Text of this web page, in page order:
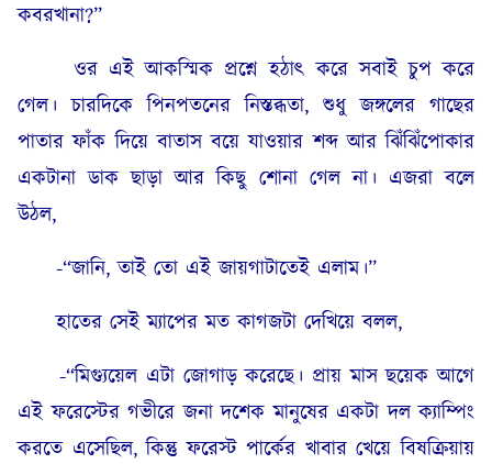
কবরখানা?”
ওর এই আকস্মিক প্রশ্নে হঠাৎ করে সবাই চুপ করে
গেল। চারদিকে পিনপতনের নিস্তব্ধতা, শুধু জঙ্গলের গাছের
পাতার ফাঁক দিয়ে বাতাস বয়ে যাওয়ার শব্দ আর ঝিঁঝিঁপোকার
একটানা ডাক ছাড়া আর কিছু শোনা গেল না। এজরা বলে
উঠল,
-“জানি, তাই তো এই জায়গাটাতেই এলাম।”
হাতের সেই ম্যাপের মত কাগজটা দেখিয়ে বলল,
-“মিগ্যুয়েল এটা জোগাড় করেছে। প্রায় মাস ছয়েক আগে
এই ফরেস্টের গভীরে জনা দশেক মানুষের একটা দল ক্যাম্পিং
করতে এসেছিল, কিন্তু ফরেস্ট পার্কের খাবার খেয়ে বিষক্রিয়ায়